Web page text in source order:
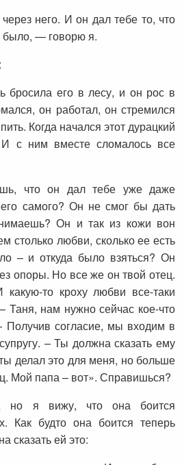
него. И он дал тебе то, что
было, — говорю я.
бросила его в лесу, и он рос в
он работал, он стремился
Когда начался этот дурацкий
И с ним вместе сломалось все
что он дал тебе уже даже
самого? Он не смог бы дать
Он и так из кожи вон
столько любви, сколько ее есть
– и откуда было взяться? Он
опоры. Но все же он твой отец.
то кроху любви все-таки
нам нужно сейчас кое-что
Получив согласие, мы входим в
– Ты должна сказать ему
делал это для меня, но больше
Мой папа – вот». Справишься?
но я вижу, что она боится
Как будто она боится теперь
сказать ей это: